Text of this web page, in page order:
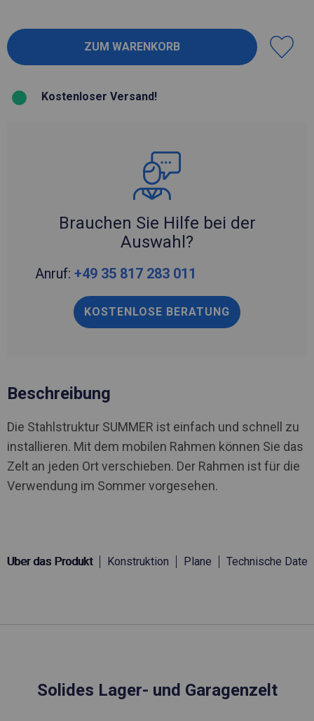
Kostenloser Versand!
Brauchen Sie Hilfe bei der
Auswahl?
Anruf: +49 35 817 283 011
KOSTENLOSE BERATUNG
Beschreibung
Die Stahlstruktur SUMMER ist einfach und schnell zu
installieren. Mit dem mobilen Rahmen können Sie das
Zelt an jeden Ort verschieben. Der Rahmen ist für die
Verwendung im Sommer vorgesehen.
Über das Produkt Konstruktion Plane Technische Daten
Solides Lager- und Garagenzelt